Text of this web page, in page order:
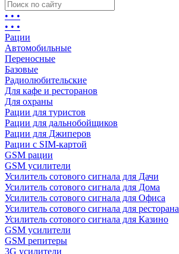
• • •
• • •
Рации
Автомобильные
Переносные
Базовые
Радиолюбительские
Для кафе и ресторанов
Для охраны
Рации для туристов
Рации для дальнобойщиков
Рации для Джиперов
Рации с SIM-картой
GSM рации
GSM усилители
Усилитель сотового сигнала для Дачи
Усилитель сотового сигнала для Дома
Усилитель сотового сигнала для Офиса
Усилитель сотового сигнала для ресторана
Усилитель сотового сигнала для Казино
GSM усилители
GSM репитеры
3G усилители